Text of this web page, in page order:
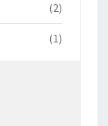
(2)
(1)